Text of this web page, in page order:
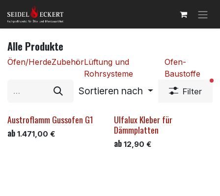
Zum Inhalt springen
Alle Produkte
Öfen/HerdeZubehörLüftung und
Rohrsysteme
Ofen-
Baustoffe
Sortieren nach Filter
Austroflamm Gussofen G1
ab 1.471,00 €
Ulfalux Kleber für
Dämmplatten
ab 12,90 €